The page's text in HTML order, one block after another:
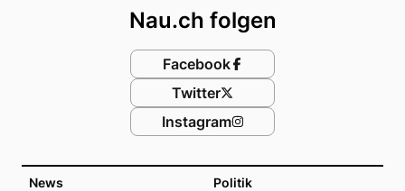
News Politik
Nau.ch folgen
Facebook
Twitter
Instagram